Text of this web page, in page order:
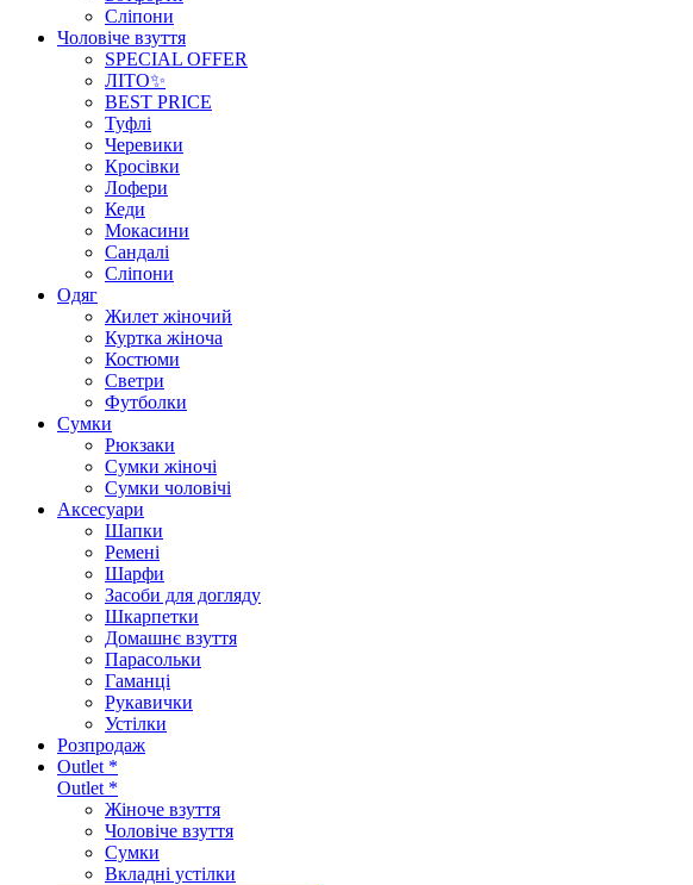
Сліпони
Чоловіче взуття
SPECIAL OFFER
ЛІТО✨
BEST PRICE
Туфлі
Черевики
Кросівки
Лофери
Кеди
Мокасини
Сандалі
Сліпони
Одяг
Жилет жіночий
Куртка жіноча
Костюми
Светри
Футболки
Сумки
Рюкзаки
Сумки жіночі
Сумки чоловічі
Аксеcуари
Шапки
Ремені
Шарфи
Засоби для догляду
Шкарпетки
Домашнє взуття
Парасольки
Гаманці
Рукавички
Устілки
Розпродаж
Outlet *
Outlet *
Жіноче взуття
Чоловіче взуття
Сумки
Вкладні устілки